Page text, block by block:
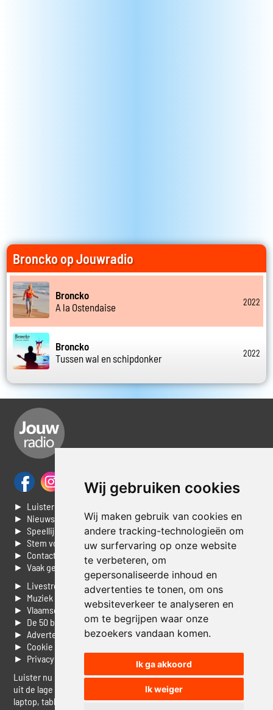
Wij gebruiken cookies
Wij maken gebruik van cookies en
andere tracking-technologieën om
uw surfervaring op onze website
te verbeteren, om
gepersonaliseerde inhoud en
advertenties te tonen, om ons
websiteverkeer te analyseren en
om te begrijpen waar onze
bezoekers vandaan komen.
Ik ga akkoord
Ik weiger
Broncko op Jouwradio
Broncko
A la Ostendaise
2022
Broncko
Tussen wal en schipdonker
2022
► Luisteren naar Jouwradio
► Nieuws
► Speellijst
► Stem voor de Dag top 3
► Contacteer ons
► Vaak gestelde vragen
► Livestream informatie
► Muziek opzoeken
► Vlaamse 100 Aller tijden
► De 50 beste van...
► Adverteren op Jouwradio
► Cookie voorkeuren wijzigen
► Privacyinformatie
Luister nu naar Jouwradio! De beste Nederlandstalige muziek
uit de lage landen hoor je hier al 20 jaar. In digitale kwaliteit op je
laptop, tablet of smartphone.